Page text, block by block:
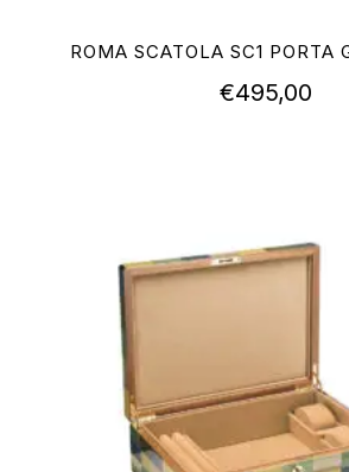
ROMA SCATOLA SC1 PORTA
€495,00